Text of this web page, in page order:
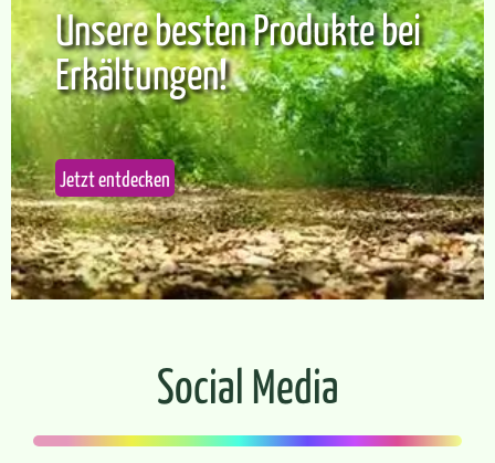
Unsere besten Produkte bei
Erkältungen!
Jetzt entdecken
Social Media